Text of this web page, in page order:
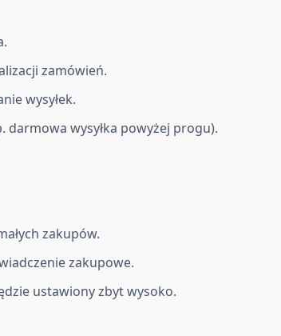
zamówień.
wysyłek.
wysyłka powyżej progu).
zakupów.
zakupowe.
ustawiony zbyt wysoko.